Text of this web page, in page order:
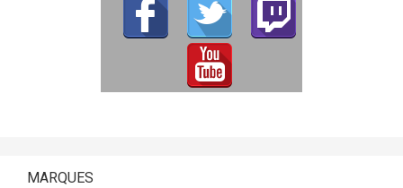
MARQUES